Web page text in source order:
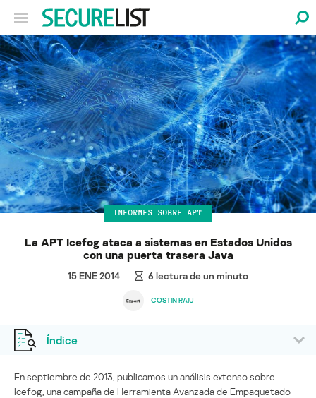
INFORMES SOBRE APT
La APT Icefog ataca a sistemas en Estados Unidos
con una puerta trasera Java
15 ENE 2014 6 lectura de un minuto
COSTIN RAIU
Índice
En septiembre de 2013, publicamos un análisis extenso sobre
Icefog, una campaña de Herramienta Avanzada de Empaquetado